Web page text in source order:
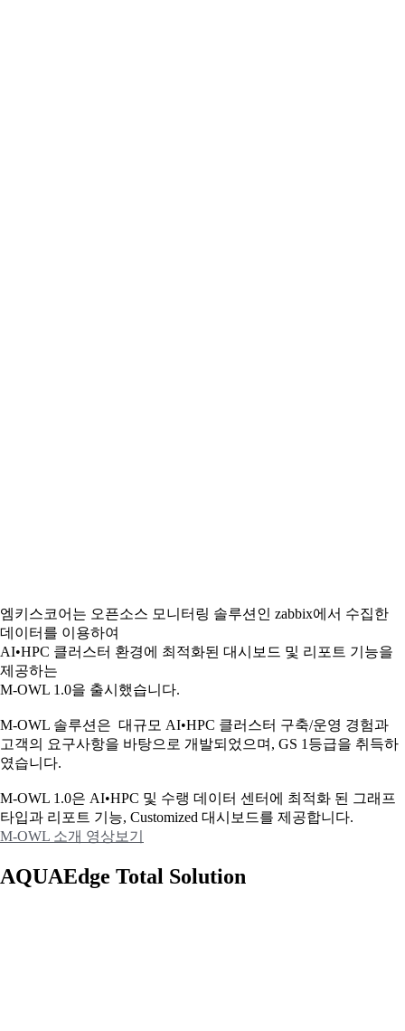
엠키스코어는 오픈소스 모니터링 솔루션인 zabbix에서 수집한
데이터를 이용하여
AI•HPC 클러스터 환경에 최적화된 대시보드 및 리포트 기능을
제공하는
M-OWL 1.0을 출시했습니다.
M-OWL 솔루션은 대규모 AI•HPC 클러스터 구축/운영 경험과
고객의 요구사항을 바탕으로 개발되었으며, GS 1등급을 취득하
였습니다.
M-OWL 1.0은 AI•HPC 및 수랭 데이터 센터에 최적화 된 그래프
타입과 리포트 기능, Customized 대시보드를 제공합니다.
M-OWL 소개 영상보기
AQUAEdge Total Solution